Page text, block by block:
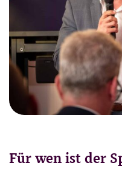
Für wen ist der